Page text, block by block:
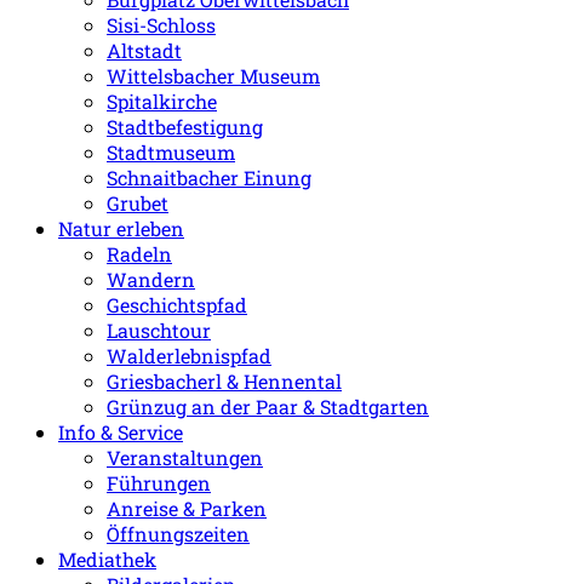
Sisi-Schloss
Altstadt
Wittelsbacher Museum
Spitalkirche
Stadtbefestigung
Stadtmuseum
Schnaitbacher Einung
Grubet
Natur erleben
Radeln
Wandern
Geschichtspfad
Lauschtour
Walderlebnispfad
Griesbacherl & Hennental
Grünzug an der Paar & Stadtgarten
Info & Service
Veranstaltungen
Führungen
Anreise & Parken
Öffnungszeiten
Mediathek